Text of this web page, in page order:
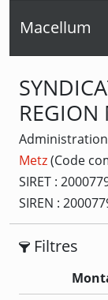
Macellum
REGION
Administration
Metz(Code
SIRET :
SIREN :
Filtres